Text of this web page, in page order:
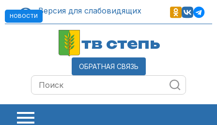
Версия для слабовидящих
тв степь
ОБРАТНАЯ СВЯЗЬ
НОВОСТИ